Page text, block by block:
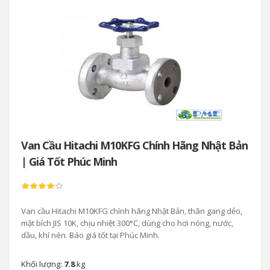
Van Cầu Hitachi M10KFG Chính Hãng Nhật Bản
| Giá Tốt Phúc Minh
Van cầu Hitachi M10KFG chính hãng Nhật Bản, thân gang dẻo,
mặt bích JIS 10K, chịu nhiệt 300°C, dùng cho hơi nóng, nước,
dầu, khí nén. Báo giá tốt tại Phúc Minh.
Khối lượng: 7.8kg